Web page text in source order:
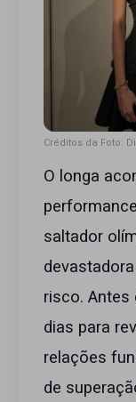
Créditos da Foto:
O longa
saltador
risco. Antes
dias para
relações
de